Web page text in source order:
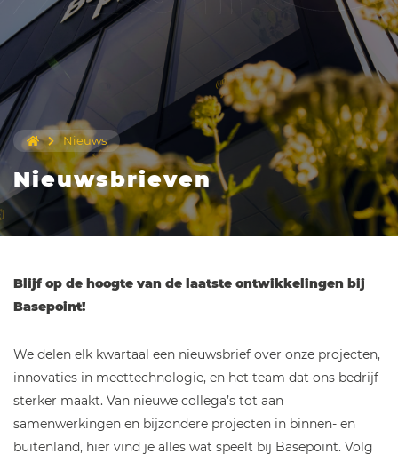
Nieuwsbrieven
Nieuws
Blijf op de hoogte van de laatste ontwikkelingen bij
Basepoint!
We delen elk kwartaal een nieuwsbrief over onze projecten,
innovaties in meettechnologie, en het team dat ons bedrijf
sterker maakt. Van nieuwe collega’s tot aan
samenwerkingen en bijzondere projecten in binnen- en
buitenland, hier vind je alles wat speelt bij Basepoint. Volg